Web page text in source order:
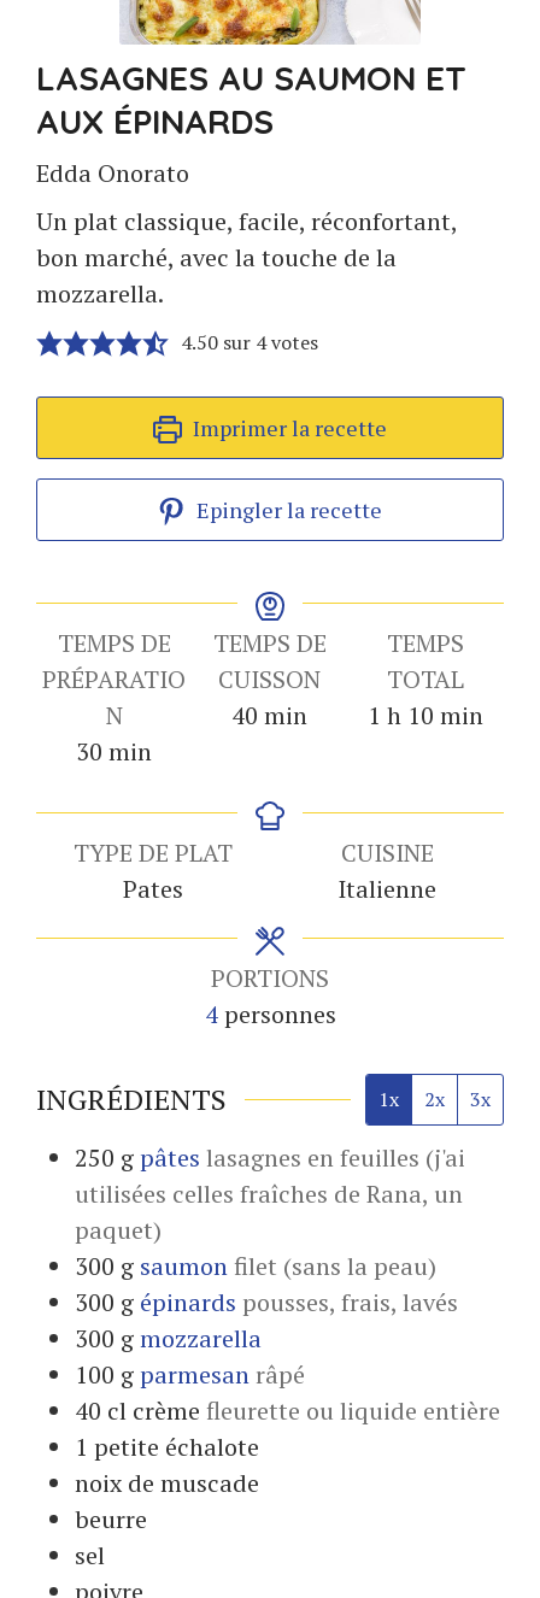
LASAGNES AU SAUMON ET
AUX ÉPINARDS
Edda Onorato
Un plat classique, facile, réconfortant,
bon marché, avec la touche de la
mozzarella.
4.50 sur 4votes
Imprimer la recette
Epingler la recette
TEMPS DE
PRÉPARATIO
N
30 minutes
min
TEMPS DE
CUISSON
40 minutes
min
TEMPS
TOTAL
1 heure
h 10 minutes
min
TYPE DE PLAT
Pates
CUISINE
Italienne
PORTIONS
4 personnes
INGRÉDIENTS 1x 2x 3x
250 gpâtes lasagnes en feuilles (j'ai
utilisées celles fraîches de Rana, un
paquet)
300 g saumonfilet (sans la peau)
300 g épinards pousses, frais, lavés
300 gmozzarella
100 gparmesanrâpé
40 cl crème fleurette ou liquide entière
1 petite échalote
noix de muscade
beurre
sel